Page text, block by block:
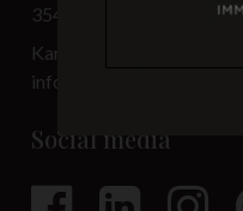
3540 Herk-de-Stad
Kantoor: 013 33 69 00
info@immo-myplace.be
Social media